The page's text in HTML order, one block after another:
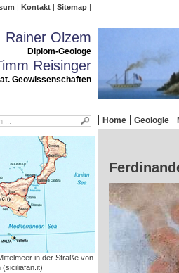
Kontakt Sitemap
Rainer Olzem
Diplom-Geologe
Reisinger
Geowissenschaften
Home Geologie
in der Straße von
(siciliafan.it)